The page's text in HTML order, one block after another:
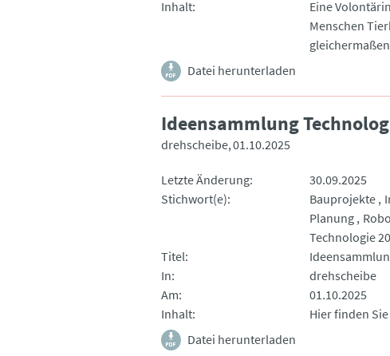
Inhalt
Eine
Menschen
Datei herunterladen
Ideensammlung
drehscheibe 01.10.2025
Letzte Änderung
30.09.2025
Stichwort(e)
Bauprojekte
Planung
Technologie
Titel
In
drehscheibe
Am
01.10.2025
Inhalt
Hier finden
Datei herunterladen